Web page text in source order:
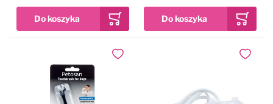
Dodaj do ulubionych Dodaj